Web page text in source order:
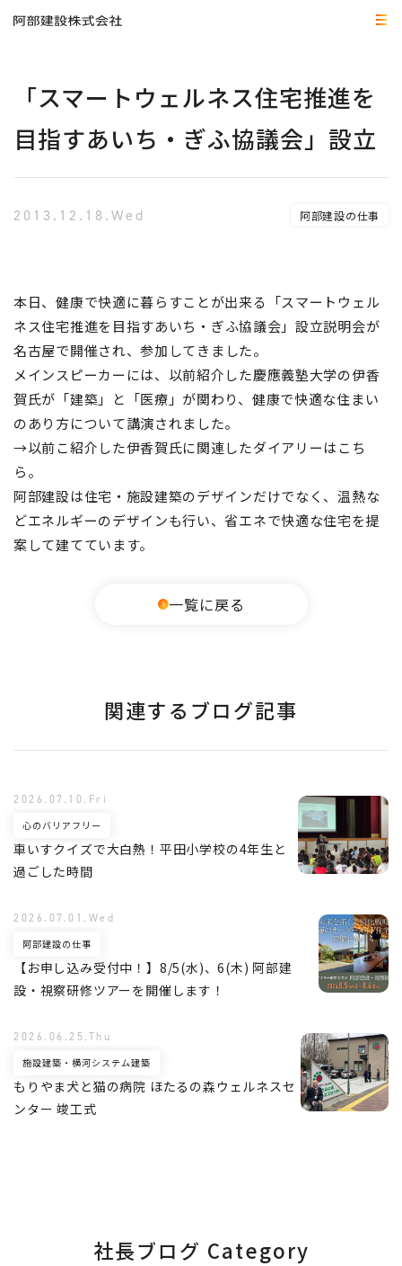
「スマートウェルネス住宅推進を
目指すあいち・ぎふ協議会」設立
2013.12.18.Wed 阿部建設の仕事
本日、健康で快適に暮らすことが出来る「スマートウェル
ネス住宅推進を目指すあいち・ぎふ協議会」設立説明会が
名古屋で開催され、参加してきました。
メインスピーカーには、以前紹介した慶應義塾大学の伊香
賀氏が「建築」と「医療」が関わり、健康で快適な住まい
のあり方について講演されました。
→以前こ紹介した伊香賀氏に関連したダイアリーはこち
ら。
阿部建設は住宅・施設建築のデザインだけでなく、温熱な
どエネルギーのデザインも行い、省エネで快適な住宅を提
案して建てています。
一覧に戻る
関連するブログ記事
車いすクイズで大白熱！平田小学校の4年生と
過ごした時間
心のバリアフリー
2026.07.10.Fri
【お申し込み受付中！】8/5(水)、6(木) 阿部建
設・視察研修ツアーを開催します！
阿部建設の仕事
2026.07.01.Wed
もりやま犬と猫の病院 ほたるの森ウェルネスセ
ンター 竣工式
施設建築・横河システム建築
2026.06.25.Thu
社長ブログ Category